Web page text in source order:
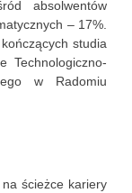
absolwentów
– 17%.
studia
Technologiczno-
w Radomiu
ścieżce kariery